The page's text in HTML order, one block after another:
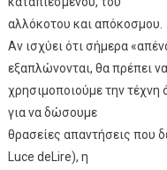
αλλόκοτου και απόκοσμου.
Αν ισχύει ότι σήμερα
εξαπλώνονται, θα πρέπει να
χρησιμοποιούμε την τέχνη
για να δώσουμε
θρασείες απαντήσεις που
Luce deLire), η